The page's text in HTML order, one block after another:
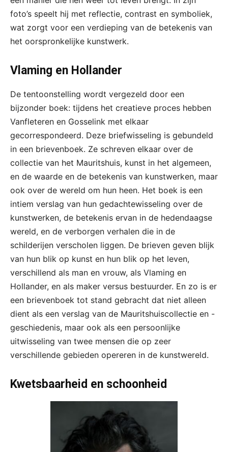
foto’s speelt hij met reflectie, contrast en symboliek,
wat zorgt voor een verdieping van de betekenis van
het oorspronkelijke kunstwerk.
Vlaming en Hollander
De tentoonstelling wordt vergezeld door een
bijzonder boek: tijdens het creatieve proces hebben
Vanfleteren en Gosselink met elkaar
gecorrespondeerd. Deze briefwisseling is gebundeld
in een brievenboek. Ze schreven elkaar over de
collectie van het Mauritshuis, kunst in het algemeen,
en de waarde en de betekenis van kunstwerken, maar
ook over de wereld om hun heen. Het boek is een
intiem verslag van hun gedachtewisseling over de
kunstwerken, de betekenis ervan in de hedendaagse
wereld, en de verborgen verhalen die in de
schilderijen verscholen liggen. De brieven geven blijk
van hun blik op kunst en hun blik op het leven,
verschillend als man en vrouw, als Vlaming en
Hollander, en als maker versus bestuurder. En zo is er
een brievenboek tot stand gebracht dat niet alleen
dient als een verslag van de Mauritshuiscollectie en -
geschiedenis, maar ook als een persoonlijke
uitwisseling van twee mensen die op zeer
verschillende gebieden opereren in de kunstwereld.
Kwetsbaarheid en schoonheid